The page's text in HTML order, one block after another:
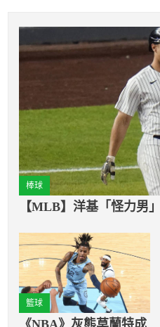
棒球
【MLB】洋基「怪力男
籃球